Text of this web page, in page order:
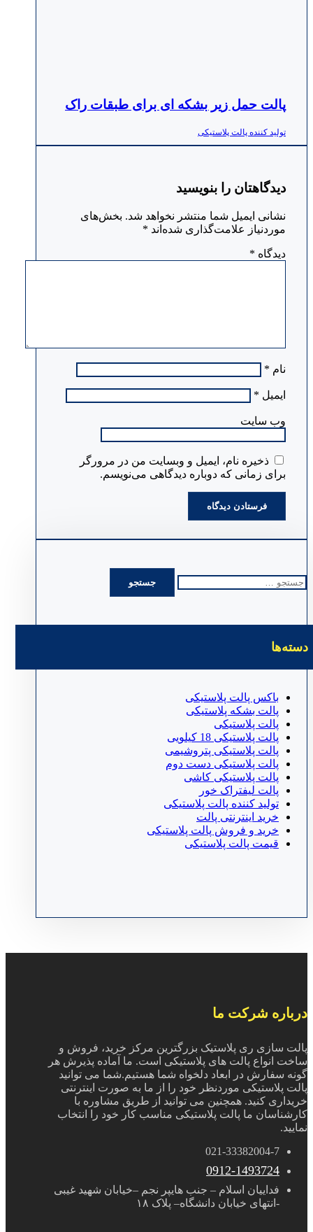
پالت حمل زیر بشکه ای برای طبقات راک
تولید کننده پالت پلاستیکی
دیدگاهتان را بنویسید
نشانی ایمیل شما منتشر نخواهد شد. بخش‌های
موردنیاز علامت‌گذاری شده‌اند *
دیدگاه *
نام *
ایمیل *
وب‌ سایت
ذخیره نام، ایمیل و وبسایت من در مرورگر
برای زمانی که دوباره دیدگاهی می‌نویسم.
جستجو
برای:
دسته‌ها
باکس پالت پلاستیکی
پالت بشکه پلاستیکی
پالت پلاستیکی
پالت پلاستیکی 18 کیلویی
پالت پلاستیکی پتروشیمی
پالت پلاستیکی دست دوم
پالت پلاستیکی کاشی
پالت لیفتراک خور
تولید کننده پالت پلاستیکی
خرید اینترنتی پالت
خرید و فروش پالت پلاستیکی
قیمت پالت پلاستیکی
درباره شرکت ما
پالت سازی ری پلاستیک بزرگترین مرکز خرید، فروش و
ساخت انواع پالت های پلاستیکی است. ما آماده پذیرش هر
گونه سفارش در ابعاد دلخواه شما هستیم.شما می توانید
پالت پلاستیکی موردنظر خود را از ما به صورت اینترنتی
خریداری کنید. همچنین می توانید از طریق مشاوره با
کارشناسان ما پالت پلاستیکی مناسب کار خود را انتخاب
نمایید.
021-33382004-7
0912-1493724
فداییان اسلام – جنب هایپر نجم –خیابان شهید غیبی
-انتهای خیابان دانشگاه– پلاک ١٨